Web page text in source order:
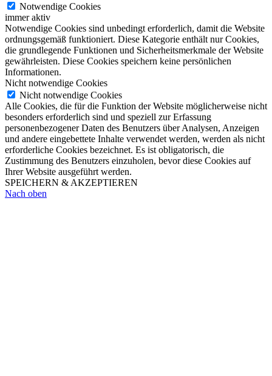
Notwendige Cookies
immer aktiv
Notwendige Cookies sind unbedingt erforderlich, damit die Website
ordnungsgemäß funktioniert. Diese Kategorie enthält nur Cookies,
die grundlegende Funktionen und Sicherheitsmerkmale der Website
gewährleisten. Diese Cookies speichern keine persönlichen
Informationen.
Nicht notwendige Cookies
Nicht notwendige Cookies
Alle Cookies, die für die Funktion der Website möglicherweise nicht
besonders erforderlich sind und speziell zur Erfassung
personenbezogener Daten des Benutzers über Analysen, Anzeigen
und andere eingebettete Inhalte verwendet werden, werden als nicht
erforderliche Cookies bezeichnet. Es ist obligatorisch, die
Zustimmung des Benutzers einzuholen, bevor diese Cookies auf
Ihrer Website ausgeführt werden.
SPEICHERN & AKZEPTIEREN
Nach oben